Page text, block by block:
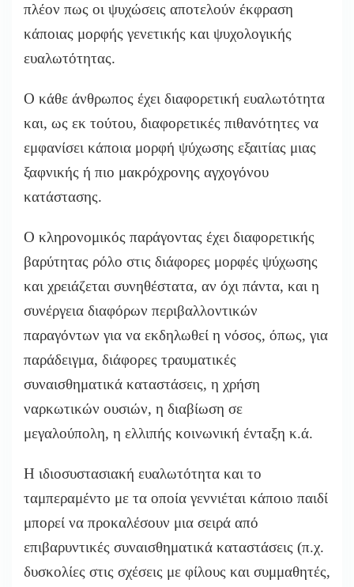
πλέον πως οι ψυχώσεις αποτελούν έκφραση
κάποιας μορφής γενετικής και ψυχολογικής
ευαλωτότητας.
Ο κάθε άνθρωπος έχει διαφορετική ευαλωτότητα
και, ως εκ τούτου, διαφορετικές πιθανότητες να
εμφανίσει κάποια μορφή ψύχωσης εξαιτίας μιας
ξαφνικής ή πιο μακρόχρονης αγχογόνου
κατάστασης.
Ο κληρονομικός παράγοντας έχει διαφορετικής
βαρύτητας ρόλο στις διάφορες μορφές ψύχωσης
και χρειάζεται συνηθέστατα, αν όχι πάντα, και η
συνέργεια διαφόρων περιβαλλοντικών
παραγόντων για να εκδηλωθεί η νόσος, όπως, για
παράδειγμα, διάφορες τραυματικές
συναισθηματικά καταστάσεις, η χρήση
ναρκωτικών ουσιών, η διαβίωση σε
μεγαλούπολη, η ελλιπής κοινωνική ένταξη κ.ά.
Η ιδιοσυστασιακή ευαλωτότητα και το
ταμπεραμέντο με τα οποία γεννιέται κάποιο παιδί
μπορεί να προκαλέσουν μια σειρά από
επιβαρυντικές συναισθηματικά καταστάσεις (π.χ.
δυσκολίες στις σχέσεις με φίλους και συμμαθητές,